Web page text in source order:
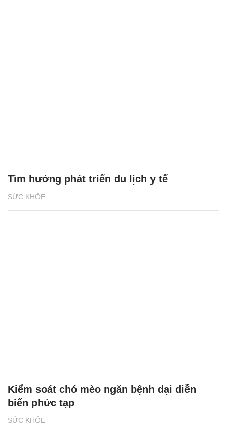
SỨC KHỎE
Tìm hướng phát triển du lịch y tế
SỨC KHỎE
Kiểm soát chó mèo ngăn bệnh dại diễn
biến phức tạp